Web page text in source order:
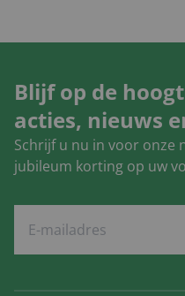
Blijf op de
acties, nieuws
Schrijf u nu in voor onze
jubileum korting op uw